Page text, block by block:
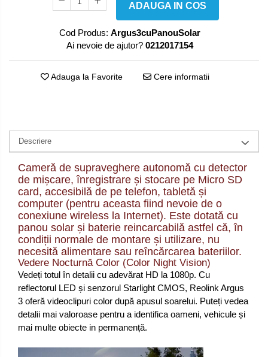
ADAUGA IN COS
Cod Produs: Argus3cuPanouSolar
Ai nevoie de ajutor? 0212017154
Adauga la Favorite Cere informatii
Descriere
Cameră de supraveghere autonomă cu detector
de mișcare, înregistrare și stocare pe Micro SD
card, accesibilă de pe telefon, tabletă și
computer (pentru aceasta fiind nevoie de o
conexiune wireless la Internet). Este dotată cu
panou solar și baterie reincarcabilă astfel că, în
condiții normale de montare și utilizare, nu
necesită alimentare sau reîncărcarea bateriilor.
Vedere Nocturnă Color (Color Night Vision)
Vedeți totul în detalii cu adevărat HD la 1080p. Cu
reflectorul LED și senzorul Starlight CMOS, Reolink Argus
3 oferă videoclipuri color după apusul soarelui. Puteți vedea
detalii mai valoroase pentru a identifica oameni, vehicule și
mai multe obiecte in permanență.